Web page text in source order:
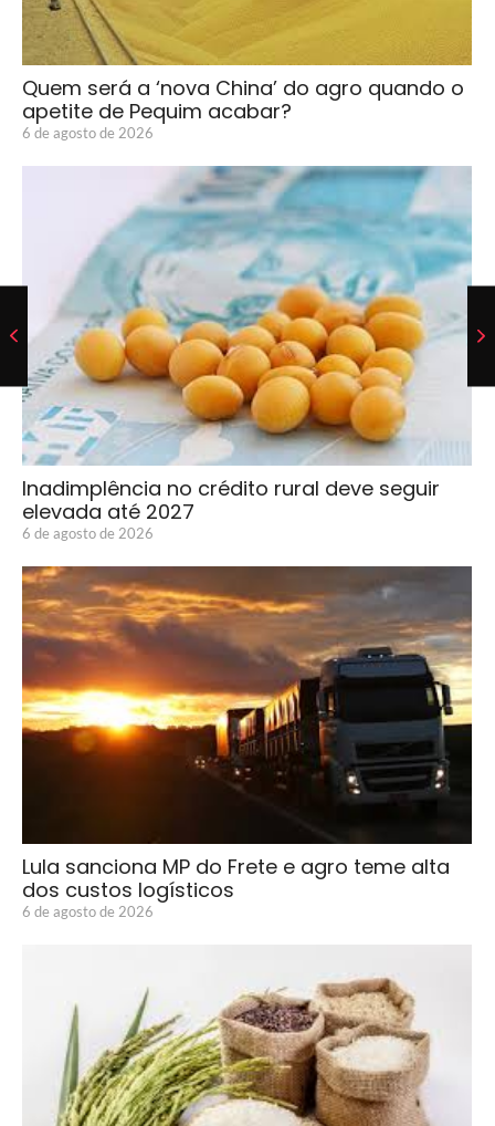
Quem será a ‘nova China’ do agro quando o
apetite de Pequim acabar?
6 de agosto de 2026
Inadimplência no crédito rural deve seguir
elevada até 2027
6 de agosto de 2026
Lula sanciona MP do Frete e agro teme alta
dos custos logísticos
6 de agosto de 2026